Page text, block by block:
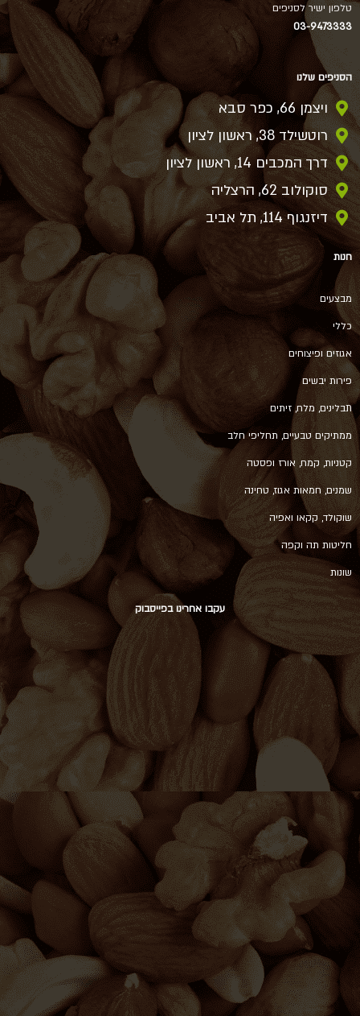
טלפון ישיר לסניפים
03-9473333
הסניפים שלנו
ויצמן 66, כפר סבא
רוטשילד 38, ראשון לציון
דרך המכבים 14, ראשון לציון
סוקולוב 62, הרצליה
דיזנגוף 114, תל אביב
חנות
מבצעים
כללי
אגוזים ופיצוחים
פירות יבשים
תבלינים, מלח, זיתים
ממתיקים טבעיים, תחליפי חלב
קטניות, קמח, אורז ופסטה
שמנים, חמאות אגוז, טחינה
שוקולד, קקאו ואפיה
חליטות תה וקפה
שונות
עקבו אחרינו בפייסבוק